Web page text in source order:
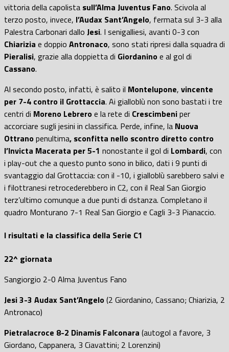
vittoria della capolista sull’Alma Juventus Fano. Scivola al
terzo posto, invece, l’Audax Sant’Angelo, fermata sul 3-3 alla
Palestra Carbonari dallo Jesi. I senigalliesi, avanti 0-3 con
Chiarizia e doppio Antronaco, sono stati ripresi dalla squadra di
Pieralisi, grazie alla doppietta di Giordaninoe al gol di
Cassano.
Al secondo posto, infatti, è salito il Montelupone, vincente
per 7-4 contro il Grottaccia. Ai gialloblù non sono bastati i tre
centri di Moreno Lebreroe la rete di Crescimbeniper
accorciare sugli jesini in classifica. Perde, infine, la Nuova
Ottranopenultima, sconfitta nello scontro diretto contro
l’Invicta Macerata per 5-1 nonostante il gol di Lombardi, con
i play-out che a questo punto sono in bilico, dati i 9 punti di
svantaggio dal Grottaccia: con il -10, i gialloblù sarebbero salvi e
i filottranesi retrocederebbero in C2, con il Real San Giorgio
terz’ultimo comunque a due punti di dstanza. Completano il
quadro Monturano 7-1 Real San Giorgio e Cagli 3-3 Pianaccio.
I risultati e la classifica della Serie C1
22^ giornata
Sangiorgio 2-0 Alma Juventus Fano
Jesi 3-3 Audax Sant’Angelo(2 Giordanino, Cassano; Chiarizia, 2
Antronaco)
Pietralacroce 8-2 Dinamis Falconara (autogol a favore, 3
Giordano, Cappanera, 3 Ciavattini; 2 Lorenzini)